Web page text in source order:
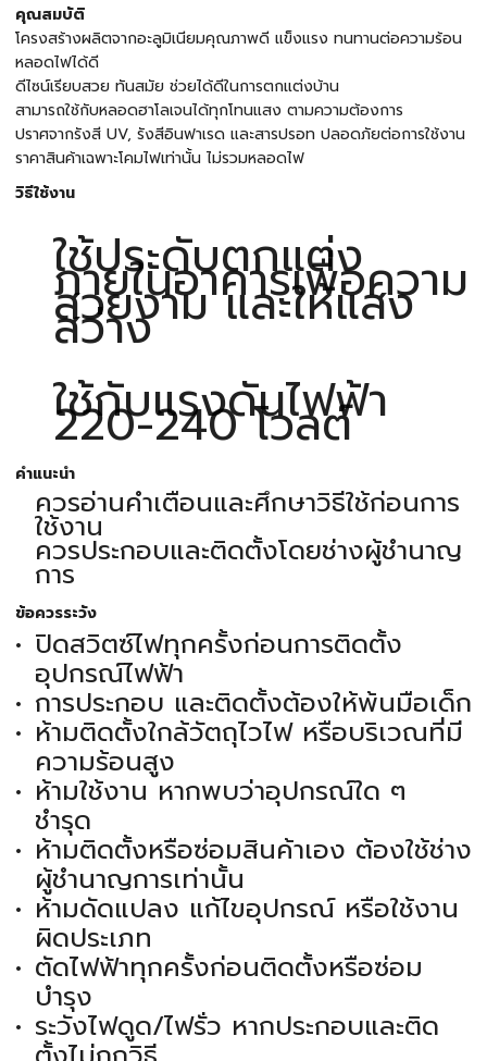
คุณสมบัติ
โครงสร้างผลิตจากอะลูมิเนียมคุณภาพดี แข็งแรง ทนทานต่อความร้อน
หลอดไฟได้ดี
ดีไซน์เรียบสวย ทันสมัย ช่วยได้ดีในการตกแต่งบ้าน
สามารถใช้กับหลอดฮาโลเจนได้ทุกโทนแสง ตามความต้องการ
ปราศจากรังสี UV, รังสีอินฟาเรด และสารปรอท ปลอดภัยต่อการใช้งาน
ราคาสินค้าเฉพาะโคมไฟเท่านั้น ไม่รวมหลอดไฟ
วิธีใช้งาน
ใช้ประดับตกแต่ง
ภายในอาคารเพื่อความ
สวยงาม และให้แสง
สว่าง
ใช้กับแรงดันไฟฟ้า
220-240 โวลต์
คำแนะนำ
ควรอ่านคำเตือนและศึกษาวิธีใช้ก่อนการ
ใช้งาน
ควรประกอบและติดตั้งโดยช่างผู้ชำนาญ
การ
ข้อควรระวัง
ปิดสวิตซ์ไฟทุกครั้งก่อนการติดตั้ง
อุปกรณ์ไฟฟ้า
การประกอบ และติดตั้งต้องให้พ้นมือเด็ก
ห้ามติดตั้งใกล้วัตถุไวไฟ หรือบริเวณที่มี
ความร้อนสูง
ห้ามใช้งาน หากพบว่าอุปกรณ์ใด ๆ
ชำรุด
ห้ามติดตั้งหรือซ่อมสินค้าเอง ต้องใช้ช่าง
ผู้ชำนาญการเท่านั้น
ห้ามดัดแปลง แก้ไขอุปกรณ์ หรือใช้งาน
ผิดประเภท
ตัดไฟฟ้าทุกครั้งก่อนติดตั้งหรือซ่อม
บำรุง
ระวังไฟดูด/ไฟรั่ว หากประกอบและติด